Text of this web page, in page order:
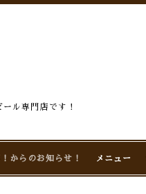
ル専門店です！
からのお知らせ！ メニュー